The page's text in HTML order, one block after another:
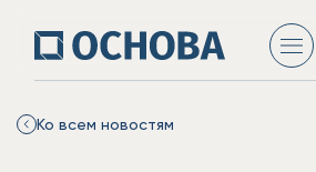
Ко всем новостям